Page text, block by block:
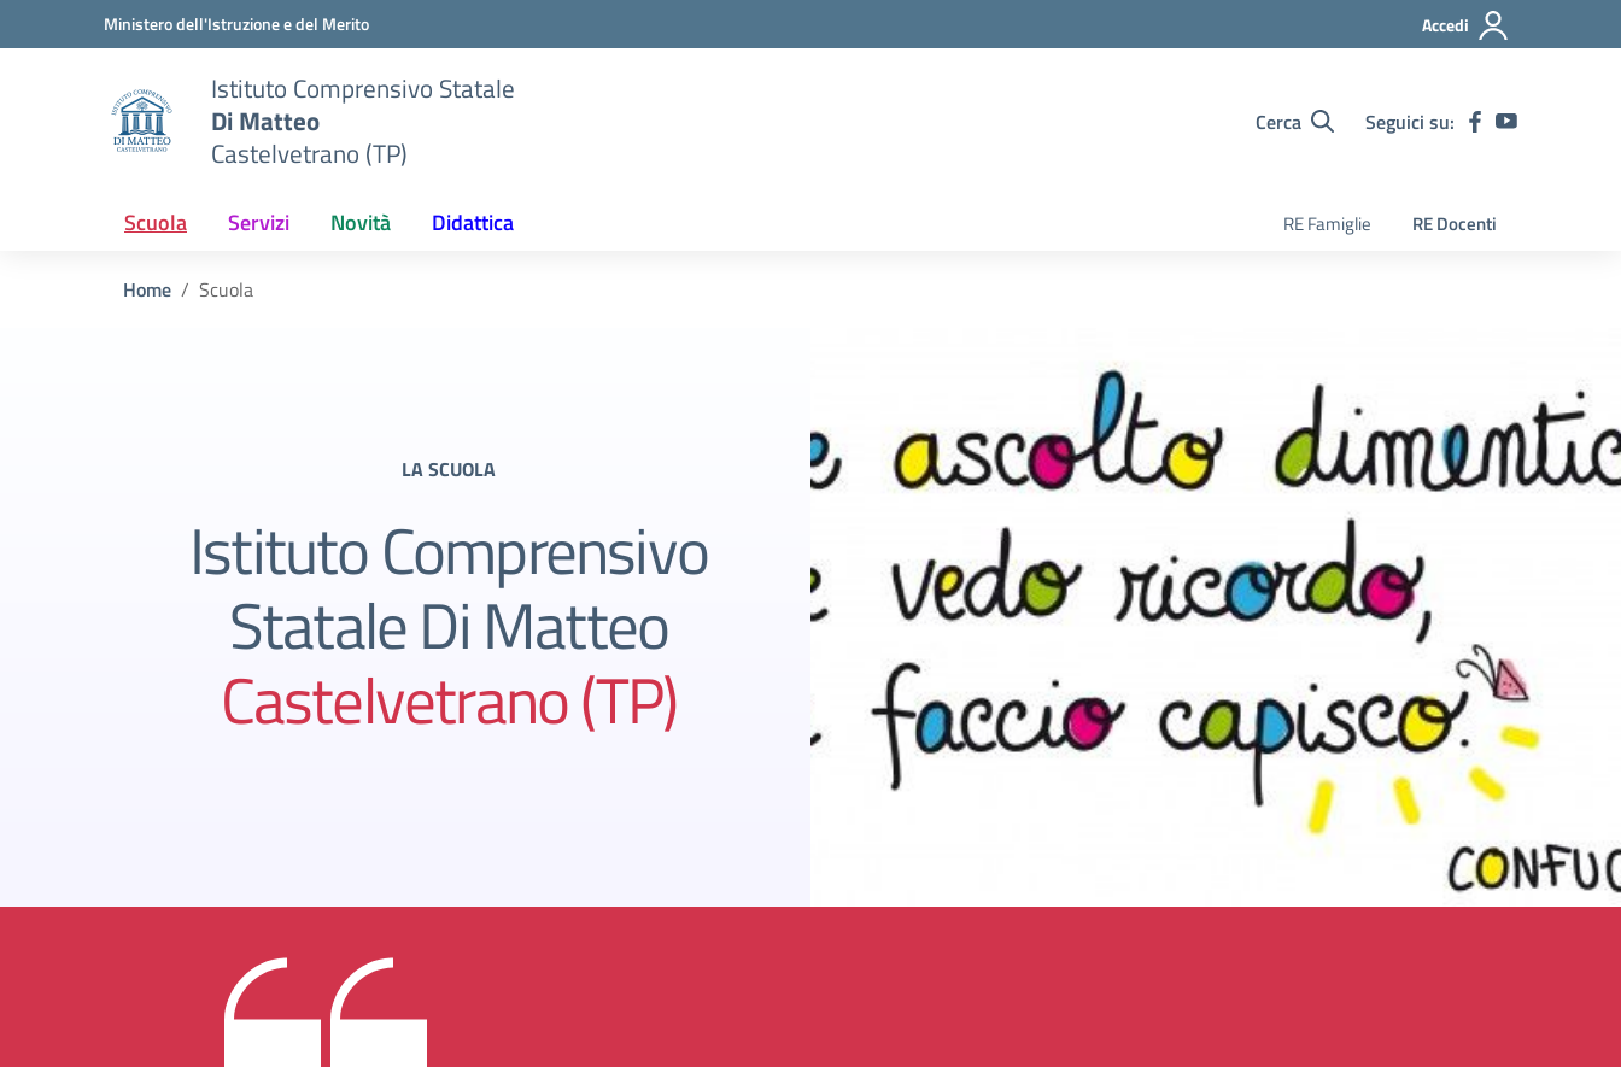
Vai ai contenuti
Vai al menu di navigazioneMinistero dell'Istruzione e del Merito Accedi
Istituto Comprensivo Statale
Di Matteo
Castelvetrano (TP)
Cerca Seguici su:
Scuola Servizi Novità Didattica RE Famiglie RE Docenti
Home Scuola
LA SCUOLA
Istituto Comprensivo
Statale Di Matteo
Castelvetrano (TP)